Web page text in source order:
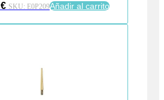
€ SKU: E0P209Añadir al carrito